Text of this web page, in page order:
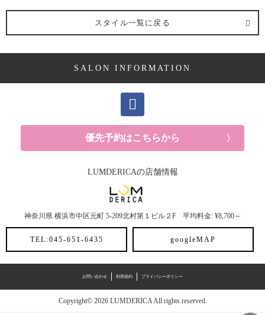
スタイル一覧に戻る
SALON INFORMATION
優先予約はこちらから
LUMDERICAの店舗情報
神奈川県 横浜市中区元町 5-209北村第１ビル２F 平均料金: ¥8,700～
TEL:045-651-6435 googleMAP
お問い合わせ 利用規約 プライバシーポリシー
Copyright© 2026 LUMDERICA All rights reserved.